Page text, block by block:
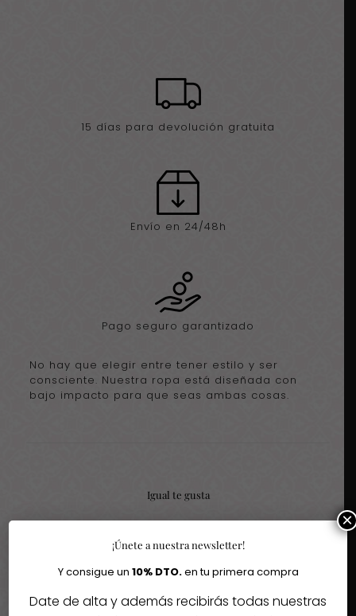
15 días para devolución gratuita
Envío en 24/48h
Pago seguro garantizado
No hay que elegir entre tener estilo y ser
consciente. Nuestra ropa está diseñada con
bajo impacto para que seas ambas cosas.
Igual te gusta
Quizás te interesen estos fantásticos productos
-20%
¡Únete a nuestra newsletter!
Y consigue un 10% DTO.en tu primera compra
Date de alta y además recibirás todas nuestras
×